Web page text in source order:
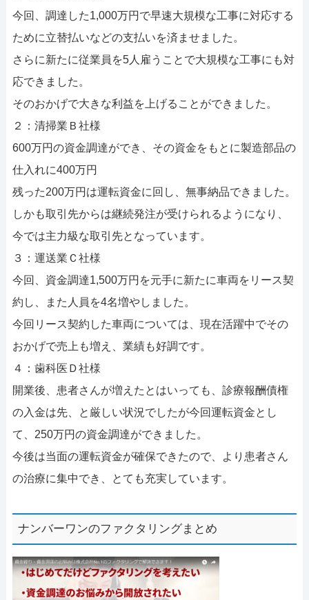
今回、調達した1,000万円で早速大規模な工事に対応する
ために立替払いなどの支払いを済ませました。
さらに新たに従業員を5人雇うことで大規模な工事にも対
応できました。
そのおかげで大きな利益を上げることができました。
２：清掃業Ｂ社様
600万円の資金調達ができ、その資金をもとに製造部品の
仕入れに400万円
残った200万円は運転資金に回し、無事納品できました。
しかも取引先からは継続発注が受けられるようになり、
今では主力級な取引先となっています。
３：運送業Ｃ社様
今回、資金調達1,500万円を元手に新たに車両をリース契
約し、また人員を4名増やしました。
今回リース契約した車両については、現在活躍中でその
おかげで売上も増え、業績も好調です。
４：歯科医Ｄ社様
開業後、患者さんが増えたとはいっても、診療報酬債権
の入金は先、と厳しい状況でしたが今回運転資金とし
て、250万円の資金調達ができました。
今後は当面の運転資金が確保できたので、より患者さん
の治療に集中でき、とても充実しています。
ナンバーワンのファクタリングまとめ